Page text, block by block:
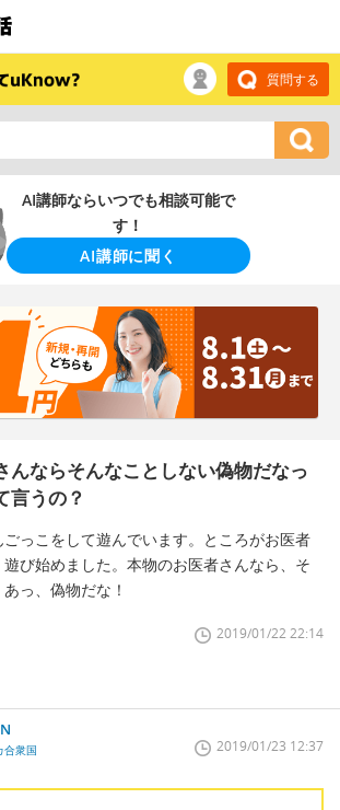
質問する
AI講師ならいつでも相談可能で
す！
AI講師に聞く
んならそんなことしない偽物だなっ
言うの？
っこをして遊んでいます。ところがお医者
び始めました。本物のお医者さんなら、そ
っ、偽物だな！
2019/01/22 22:14
合衆国 2019/01/23 12:37